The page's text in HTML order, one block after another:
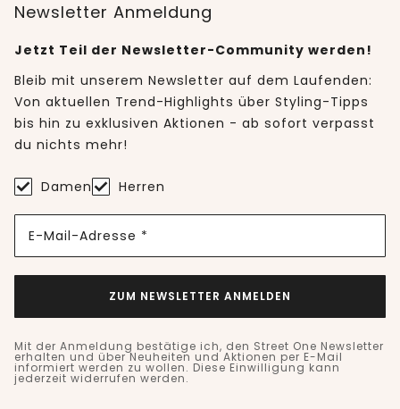
Newsletter Anmeldung
Jetzt Teil der Newsletter-Community werden!
Bleib mit unserem Newsletter auf dem Laufenden:
Von aktuellen Trend-Highlights über Styling-Tipps
bis hin zu exklusiven Aktionen - ab sofort verpasst
du nichts mehr!
Damen Herren
E-Mail-Adresse *
ZUM NEWSLETTER ANMELDEN
Mit der Anmeldung bestätige ich, den Street One Newsletter
erhalten und über Neuheiten und Aktionen per E-Mail
informiert werden zu wollen. Diese Einwilligung kann
jederzeit widerrufen werden.